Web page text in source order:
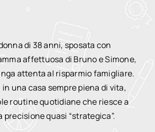
di 38 anni, sposata con
affettuosa di Bruno e Simone,
attenta al risparmio famigliare.
in una casa sempre piena di vita,
routine quotidiane che riesce a
quasi “strategica”.